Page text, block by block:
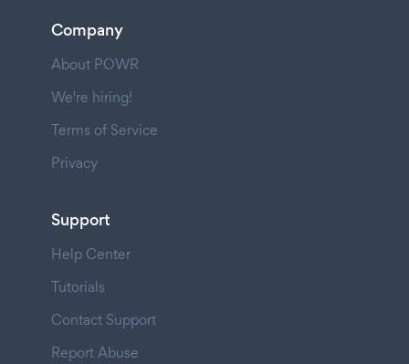
Company
About POWR
We're hiring!
Terms of Service
Privacy
Support
Help Center
Tutorials
Contact Support
Report Abuse